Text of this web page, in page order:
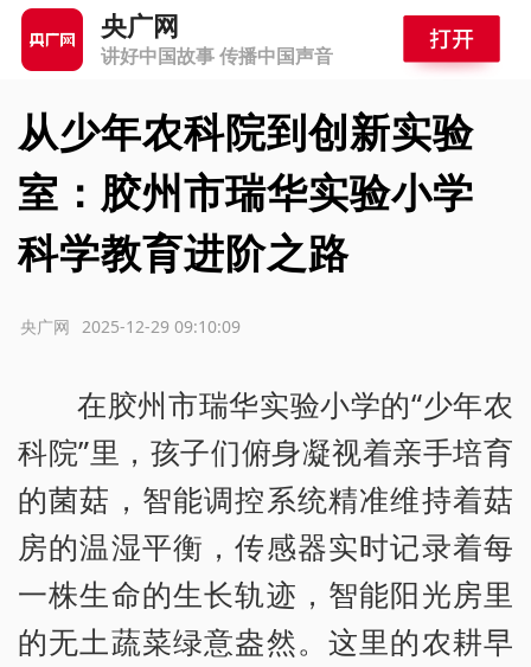
央广网
讲好中国故事 传播中国声音
从少年农科院到创新实验
室：胶州市瑞华实验小学
科学教育进阶之路
2025-12-29 09:10:09
央广网
在胶州市瑞华实验小学的“少年农
科院”里，孩子们俯身凝视着亲手培育
的菌菇，智能调控系统精准维持着菇
房的温湿平衡，传感器实时记录着每
一株生命的生长轨迹，智能阳光房里
的无土蔬菜绿意盎然。这里的农耕早